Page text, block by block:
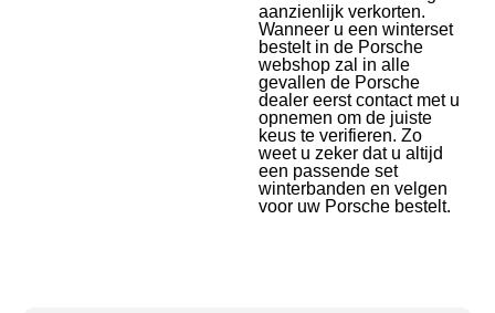
aanzienlijk verkorten.
Wanneer u een winterset
bestelt in de Porsche
webshop zal in alle
gevallen de Porsche
dealer eerst contact met u
opnemen om de juiste
keus te verifieren. Zo
weet u zeker dat u altijd
een passende set
winterbanden en velgen
voor uw Porsche bestelt.